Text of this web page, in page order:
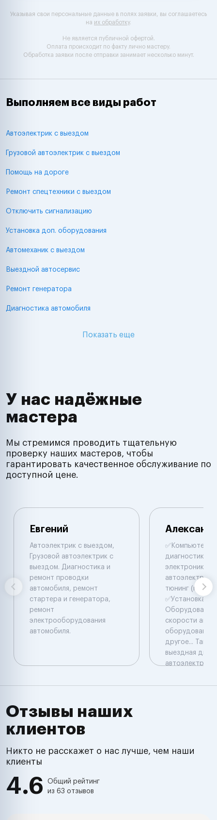
Указывая свои персональные данные в полях заявки, вы соглашаетесь
на их обработку.
Не является публичной офертой.
Оплата происходит по факту лично мастеру.
Обработка заявки после отправки занимает несколько минут.
Выполняем все виды работ
Автоэлектрик с выездом
Грузовой автоэлектрик с выездом
Помощь на дороге
Ремонт спецтехники с выездом
Отключить сигнализацию
Установка доп. оборудования
Автомеханик с выездом
Выездной автосервис
Ремонт генератора
Диагностика автомобиля
Показать еще
У нас надёжные
мастера
Мы стремимся проводить тщательную
проверку наших мастеров, чтобы
гарантировать качественное обслуживание по
доступной цене.
Евгений
Автоэлектрик с выездом,
Грузовой автоэлектрик с
выездом. Диагностика и
ремонт проводки
автомобиля, ремонт
стартера и генератора,
ремонт
электрооборудования
автомобиля.
диaгнocтикa
электpоники и
тюнинг
✅Уcтaновкa
Обоpудовaния
скорости
дpугое...
выездная
автоэлектрика
Отзывы наших
клиентов
Никто не расскажет о нас лучше, чем наши
клиенты
4.6
Общий рейтинг
из 63 отзывов